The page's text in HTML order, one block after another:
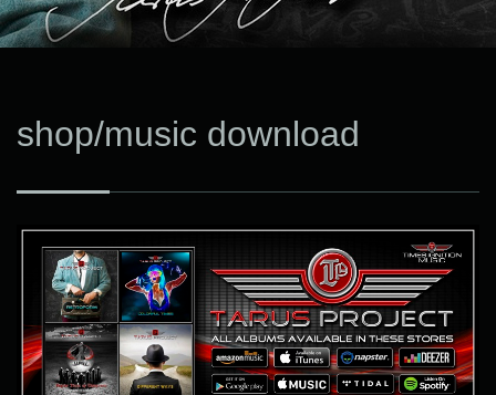
shop/music download